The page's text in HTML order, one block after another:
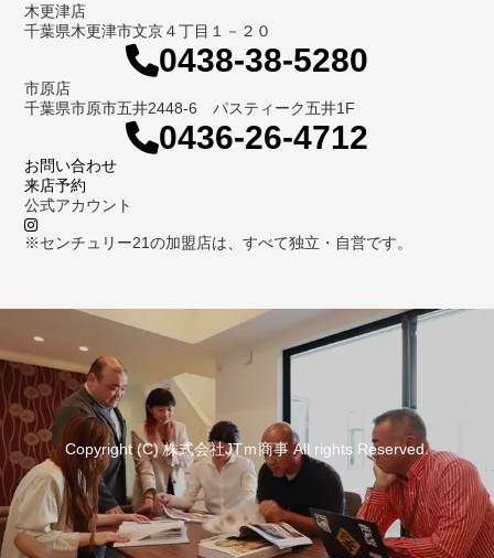
木更津店
千葉県木更津市文京４丁目１－２０
0438-38-5280
市原店
千葉県市原市五井2448-6 パスティーク五井1F
0436-26-4712
お問い合わせ
来店予約
公式アカウント
※センチュリー21の加盟店は、すべて独立・自営です。
Copyright (C) 株式会社JTｍ商事 All rights Reserved.